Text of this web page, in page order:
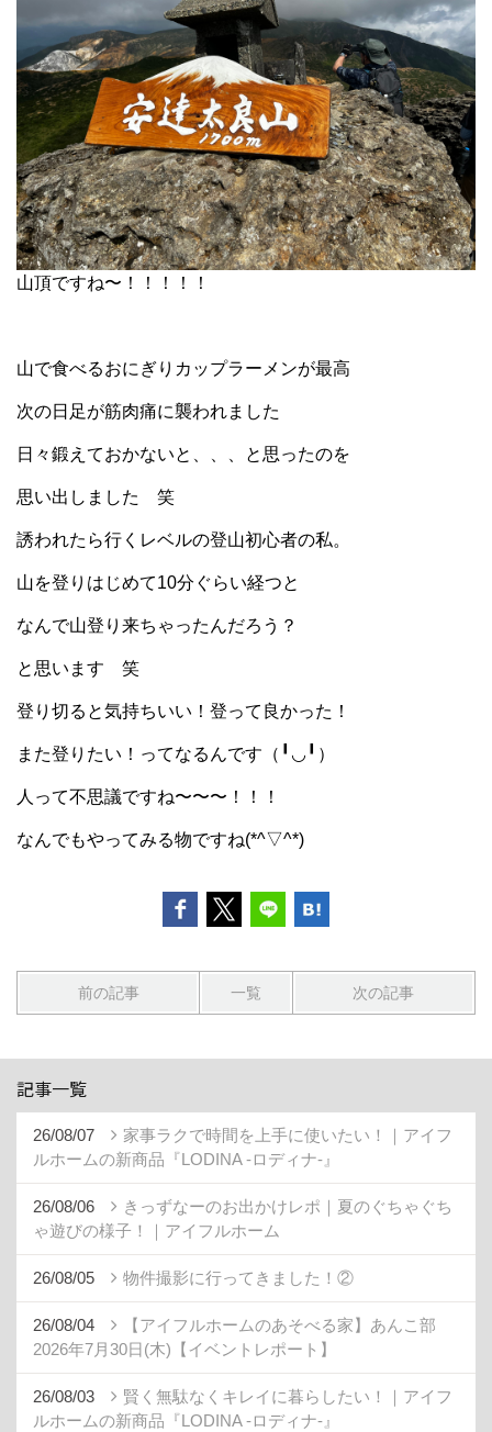
山頂ですね〜！！！！！
山で食べるおにぎりカップラーメンが最高
次の日足が筋肉痛に襲われました
日々鍛えておかないと、、、と思ったのを
思い出しました 笑
誘われたら行くレベルの登山初心者の私。
山を登りはじめて10分ぐらい経つと
なんで山登り来ちゃったんだろう？
と思います 笑
登り切ると気持ちいい！登って良かった！
また登りたい！ってなるんです（╹◡╹）
人って不思議ですね〜〜〜！！！
なんでもやってみる物ですね(*^▽^*)
前の記事 一覧 次の記事
記事一覧
26/08/07
家事ラクで時間を上手に使いたい！｜アイフ
ルホームの新商品『LODINA -ロディナ-』
26/08/06
きっずなーのお出かけレポ｜夏のぐちゃぐち
ゃ遊びの様子！｜アイフルホーム
26/08/05 物件撮影に行ってきました！②
26/08/04
【アイフルホームのあそべる家】あんこ部
2026年7月30日(木)【イベントレポート】
26/08/03
賢く無駄なくキレイに暮らしたい！｜アイフ
ルホームの新商品『LODINA -ロディナ-』